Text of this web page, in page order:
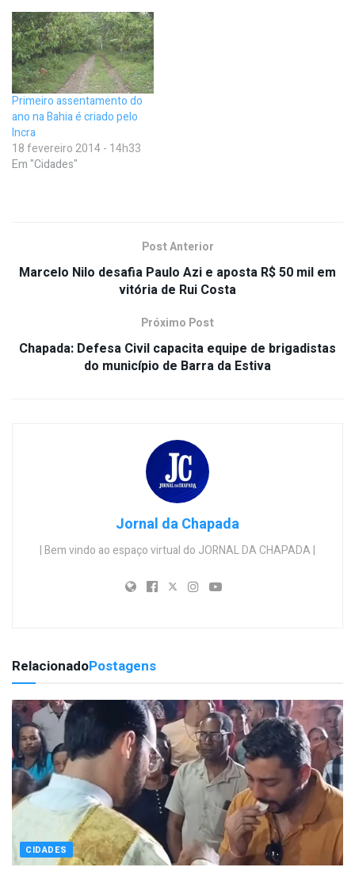
Primeiro assentamento do
ano na Bahia é criado pelo
Incra
18 fevereiro 2014 - 14h33
Em "Cidades"
Post Anterior
Marcelo Nilo desafia Paulo Azi e aposta R$ 50 mil em
vitória de Rui Costa
Próximo Post
Chapada: Defesa Civil capacita equipe de brigadistas
do município de Barra da Estiva
Jornal da Chapada
| Bem vindo ao espaço virtual do JORNAL DA CHAPADA |
RelacionadoPostagens
CIDADES